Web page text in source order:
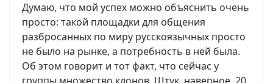
Думаю, что мой успех можно объяснить очень
просто: такой площадки для общения
разбросанных по миру русскоязычных просто
не было на рынке, а потребность в ней была.
Об этом говорит и тот факт, что сейчас у